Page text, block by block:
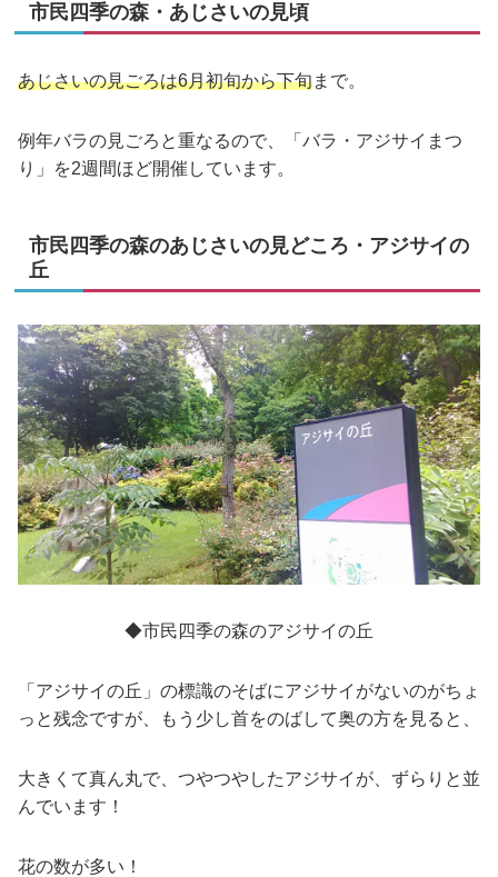
市民四季の森・あじさいの見頃
あじさいの見ごろは6月初旬から下旬まで。
例年バラの見ごろと重なるので、「バラ・アジサイまつ
り」を2週間ほど開催しています。
市民四季の森のあじさいの見どころ・アジサイの
丘
◆市民四季の森のアジサイの丘
「アジサイの丘」の標識のそばにアジサイがないのがちょ
っと残念ですが、もう少し首をのばして奥の方を見ると、
大きくて真ん丸で、つやつやしたアジサイが、ずらりと並
んでいます！
花の数が多い！